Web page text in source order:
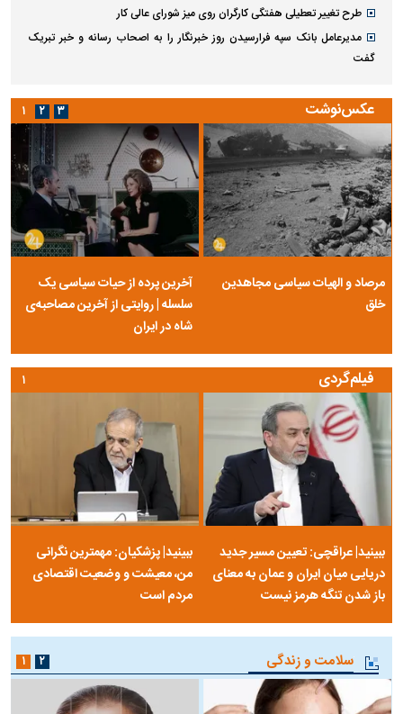
طرح تغییر تعطیلی هفتگی کارگران روی میز شورای عالی کار
مدیرعامل بانک سپه فرارسیدن روز خبرنگار را به اصحاب رسانه و خبر تبریک
گفت
عکس‌نوشت
مرصاد و الهیات سیاسی مجاهدین
خلق
آخرین پرده از حیات سیاسی یک
سلسله | روایتی از آخرین مصاحبه‌ی
شاه در ایران
۱ ۲ ۳
فیلم‌گردی
ببینید| عراقچی: تعیین مسیر جدید
دریایی میان ایران و عمان به معنای
باز شدن تنگه هرمز نیست
ببینید| پزشکیان: مهمترین نگرانی
من، معیشت و وضعیت اقتصادی
مردم است
۱
سلامت و زندگی ۱ ۲